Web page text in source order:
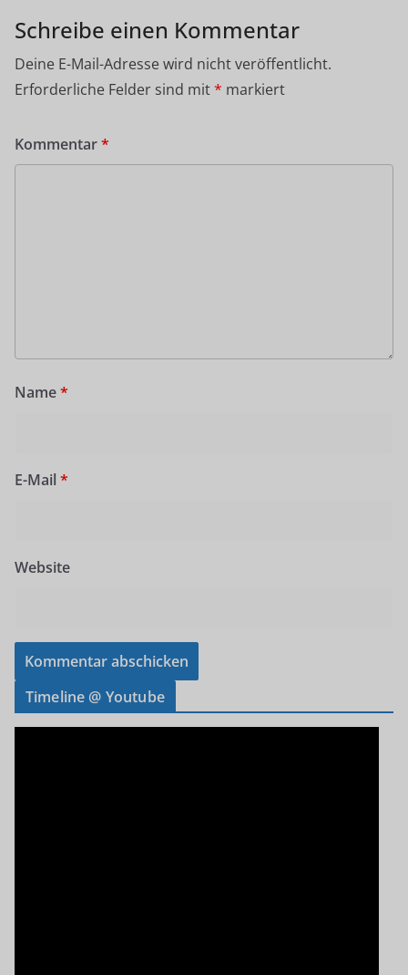
Schreibe einen Kommentar
Deine E-Mail-Adresse wird nicht veröffentlicht.
Erforderliche Felder sind mit* markiert
Kommentar*
Name*
E-Mail *
Website
Timeline @ Youtube